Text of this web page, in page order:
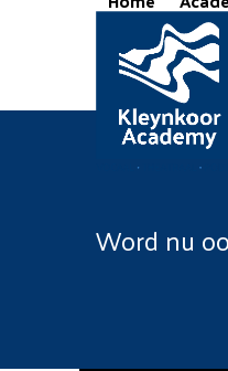
Word nu